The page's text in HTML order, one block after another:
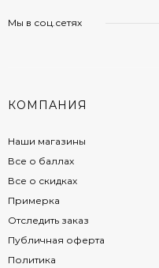
Мы в соц.сетях
КОМПАНИЯ
Наши магазины
Все о баллах
Все о скидках
Примерка
Отследить заказ
Публичная оферта
Политика